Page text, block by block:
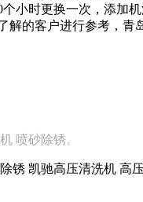
小时更换一次，添加
解的客户进行参考， 青
喷砂除锈。
凯驰高压清洗机